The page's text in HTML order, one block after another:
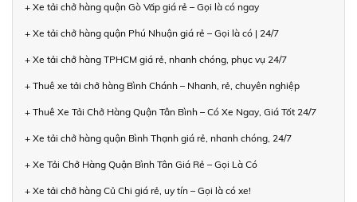
+ Xe tải chở hàng quận Gò Vấp giá rẻ – Gọi là có ngay
+ Xe tải chở hàng quận Phú Nhuận giá rẻ – Gọi là có | 24/7
+ Xe tải chở hàng TPHCM giá rẻ, nhanh chóng, phục vụ 24/7
+ Thuê xe tải chở hàng Bình Chánh – Nhanh, rẻ, chuyên nghiệp
+ Thuê Xe Tải Chở Hàng Quận Tân Bình – Có Xe Ngay, Giá Tốt 24/7
+ Xe tải chở hàng quận Bình Thạnh giá rẻ, nhanh chóng, 24/7
+ Xe Tải Chở Hàng Quận Bình Tân Giá Rẻ – Gọi Là Có
+ Xe tải chở hàng Củ Chi giá rẻ, uy tín – Gọi là có xe!